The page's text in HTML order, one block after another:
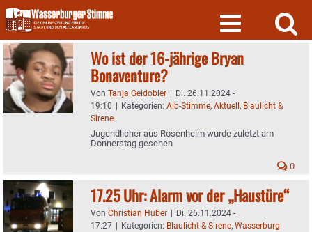
Skip
to
content
Wo ist der 16-jährige Bryan
Bonaventure?
Von Tanja Geidobler | Di. 26.11.2024 -
19:10 | Kategorien: Aib-Stimme, Aktuell, Blaulicht &
Sirene
Jugendlicher aus Rosenheim wurde zuletzt am
Donnerstag gesehen
0
17.25 Uhr: Alarm vor der „Haustüre“
Von Christian Huber | Di. 26.11.2024 -
17:27 | Kategorien: Blaulicht & Sirene, Wasserburg